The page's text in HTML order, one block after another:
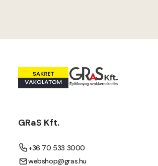
Paris-green B
GRaS Kft.
+36 70 533 3000
webshop@gras.hu